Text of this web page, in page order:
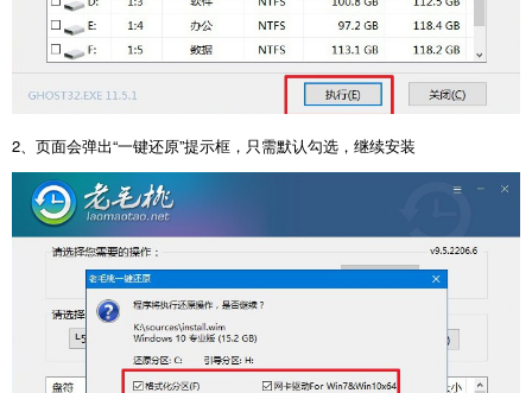
2、页面会弹出“一键还原”提示框，只需默认勾选，继续安装